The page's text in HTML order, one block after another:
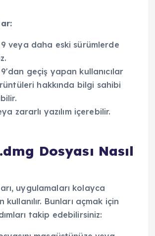
9 veya daha eski sürümlerde
9'dan geçiş yapan kullanıcılar
hakkında bilgi sahibi
zararlı yazılım içerebilir.
Dosyası Nasıl
uygulamaları kolayca
kullanılır. Bunları açmak için
takip edebilirsiniz: